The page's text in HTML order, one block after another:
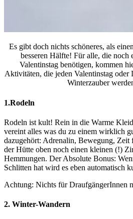
Es gibt doch nichts schöneres, als
besseren Hälfte! Für alle, die noch
Valentinstag benötigen, kommen
Aktivitäten, die jeden Valentinstag oder
Winterzauber
1.Rodeln
Rodeln ist kult! Rein in die Warme
vereint alles was du zu einem wirklich
dazugehört: Adrenalin, Bewegung, Zeit
der Hütte oben noch einen kleinen (!)
Hemmungen. Der Absolute Bonus:
Schlitten hat wird es eben automatisch
Achtung: Nichts für DraufgängerInnen
2. Winter-Wandern